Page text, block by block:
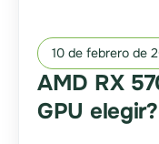
10 de febrero de
AMD RX
GPU elegir?